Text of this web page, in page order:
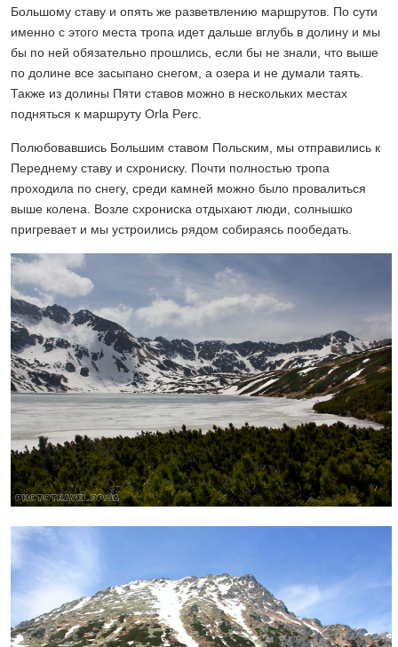
Большому ставу и опять же разветвлению маршрутов. По сути
именно с этого места тропа идет дальше вглубь в долину и мы
бы по ней обязательно прошлись, если бы не знали, что выше
по долине все засыпано снегом, а озера и не думали таять.
Также из долины Пяти ставов можно в нескольких местах
подняться к маршруту Orla Perc.
Полюбовавшись Большим ставом Польским, мы отправились к
Переднему ставу и схрониску. Почти полностью тропа
проходила по снегу, среди камней можно было провалиться
выше колена. Возле схрониска отдыхают люди, солнышко
пригревает и мы устроились рядом собираясь пообедать.